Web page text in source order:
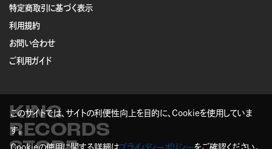
特定商取引に基づく表示
利用規約
お問い合わせ
ご利用ガイド
KING
RECORDS
このサイトでは、サイトの利便性向上を目的に、Cookieを使用していま
す。